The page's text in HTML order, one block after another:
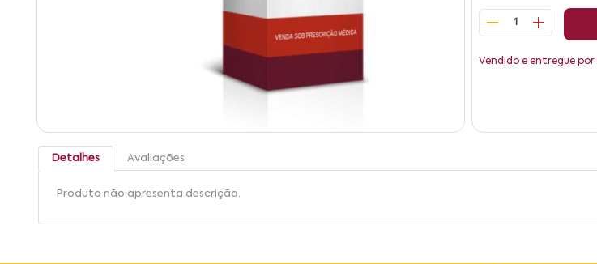
1
Vendido e entregue por
Detalhes Avaliações
Produto não apresenta descrição.